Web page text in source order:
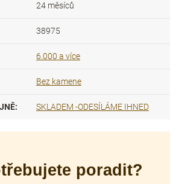
24 měsíců
38975
6.000 a více
Bez kamene
: SKLADEM -ODESÍLÁME IHNED
poradit?